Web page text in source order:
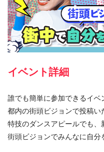
イベント詳細
誰でも簡単に参加できるイベ
都内の街頭ビジョンで投稿い
特技のダンスアピールでも
街頭ビジョンでみんなに自分